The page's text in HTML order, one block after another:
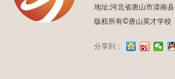
地址:河北省唐山市滦南县
版权所有©唐山英才学校
分享到：